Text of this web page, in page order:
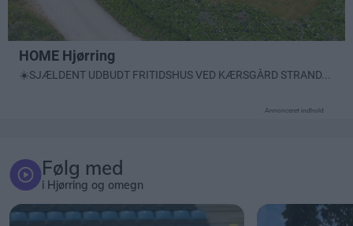
Annonceret indhold
Følg med
i Hjørring og omegn